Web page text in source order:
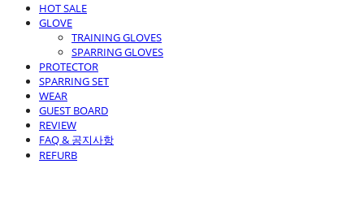
HOT SALE
GLOVE
TRAINING GLOVES
SPARRING GLOVES
PROTECTOR
SPARRING SET
WEAR
GUEST BOARD
REVIEW
FAQ & 공지사항
REFURB